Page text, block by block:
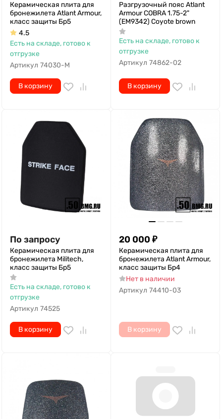
Керамическая плита для
бронежилета Atlant Armour,
класс защиты Бр5
4.5
Есть на складе, готово к
отгрузке
Артикул 74030-M
В корзину
Разгрузочный пояс Atlant
Armour COBRA 1.75-2"
(EM9342) Coyote brown
Есть на складе, готово к
отгрузке
Артикул 74862-02
В корзину
По запросу
Керамическая плита для
бронежилета Militech,
класс защиты Бр5
Есть на складе, готово к
отгрузке
Артикул 74525
В корзину
20 000 ₽
Керамическая плита для
бронежилета Atlant Armour,
класс защиты Бр4
Нет в наличии
Артикул 74410-03
В корзину